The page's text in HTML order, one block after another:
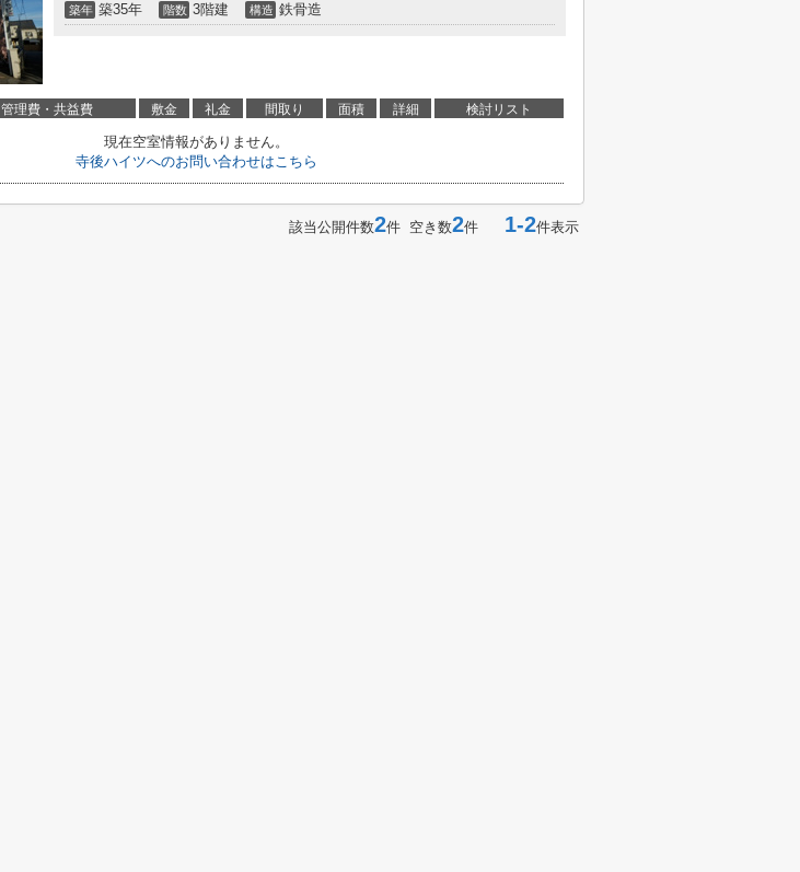
築年 築35年 階数 3階建 構造 鉄骨造
管理費・共益費 敷金 礼金 間取り 面積 詳細 検討リスト
現在空室情報がありません。
寺後ハイツへのお問い合わせはこちら
該当公開件数2件 空き数2件 1-2件表示